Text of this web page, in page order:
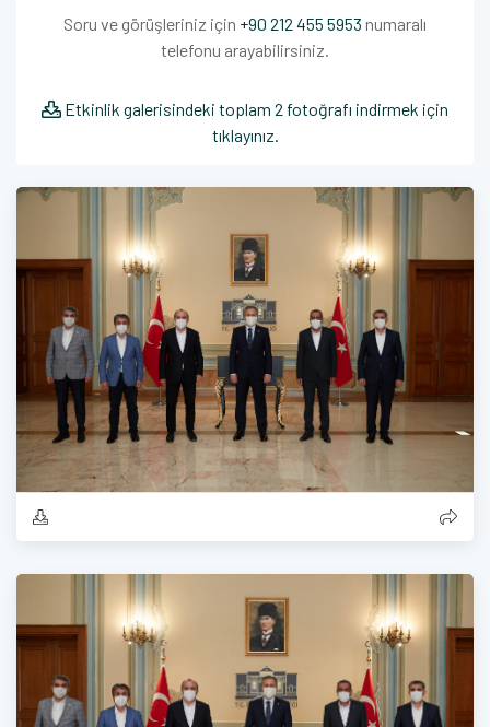
Soru ve görüşleriniz için +90 212 455 5953 numaralı
telefonu arayabilirsiniz.
Etkinlik galerisindeki toplam 2 fotoğrafı indirmek için
tıklayınız.